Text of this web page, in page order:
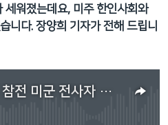
세워졌는데요, 미주 한인사회와
니다. 장양희 기자가 전해 드립니
[뉴스 풍경] 한국전쟁 참전 미군 전사자 이름 새긴 첫 기념비
currently available